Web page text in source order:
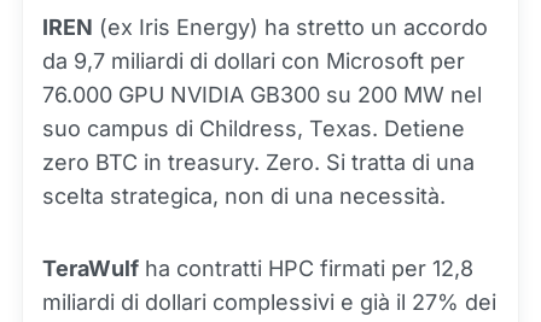
IREN (ex Iris Energy) ha stretto un accordo
da 9,7 miliardi di dollari con Microsoft per
76.000 GPU NVIDIA GB300 su 200 MW nel
suo campus di Childress, Texas. Detiene
zero BTC in treasury. Zero. Si tratta di una
scelta strategica, non di una necessità.
TeraWulf ha contratti HPC firmati per 12,8
miliardi di dollari complessivi e già il 27% dei